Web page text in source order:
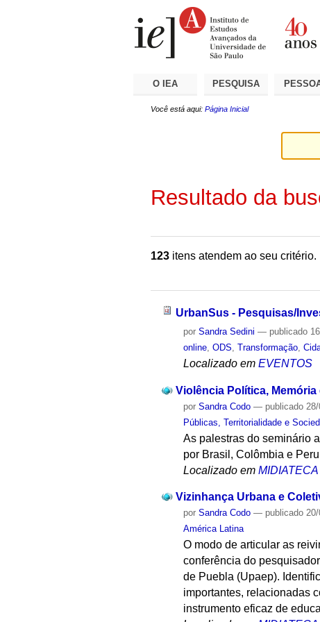
O IEA PESQUISA
Você está aqui: Página Inicial
Resultado da
123 itens atendem ao seu critério.
UrbanSus - Pesquisas/
porSandra Sedini — publicado
online ,ODS ,Transformação ,
Localizado em EVENTOS
Violência Política,
porSandra Codo — publicado
Públicas, Territorialidade e
As palestras do seminário
por Brasil, Colômbia e
Localizado em MIDIATECA
Vizinhança Urbana e
porSandra Codo — publicado
América Latina
O modo de articular as
conferência do
de Puebla (Upaep).
importantes, relacionadas
instrumento eficaz de